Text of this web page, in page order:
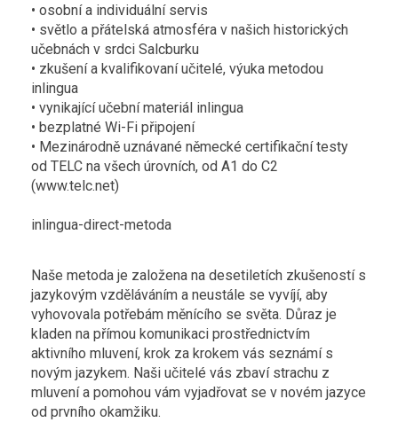
• osobní a individuální servis
• světlo a přátelská atmosféra v našich historických
učebnách v srdci Salcburku
• zkušení a kvalifikovaní učitelé, výuka metodou
inlingua
• vynikající učební materiál inlingua
• bezplatné Wi-Fi připojení
• Mezinárodně uznávané německé certifikační testy
od TELC na všech úrovních, od A1 do C2
(www.telc.net)
inlingua-direct-metoda
Naše metoda je založena na desetiletích zkušeností s
jazykovým vzděláváním a neustále se vyvíjí, aby
vyhovovala potřebám měnícího se světa. Důraz je
kladen na přímou komunikaci prostřednictvím
aktivního mluvení, krok za krokem vás seznámí s
novým jazykem. Naši učitelé vás zbaví strachu z
mluvení a pomohou vám vyjadřovat se v novém jazyce
od prvního okamžiku.